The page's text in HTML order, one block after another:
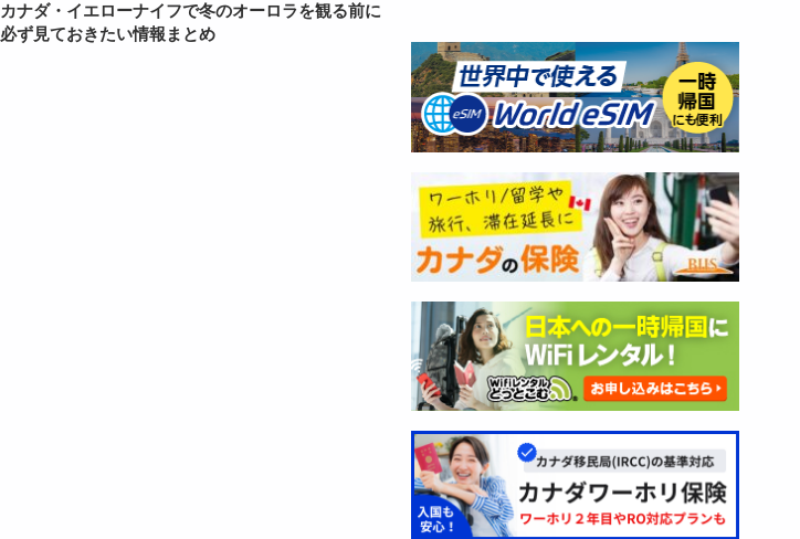
カナダ・イエローナイフで冬のオーロラを観る前に
必ず見ておきたい情報まとめ